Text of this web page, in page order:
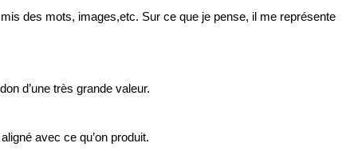
des mots, images,etc. Sur ce que je pense, il me représente
d’une très grande valeur.
avec ce qu’on produit.